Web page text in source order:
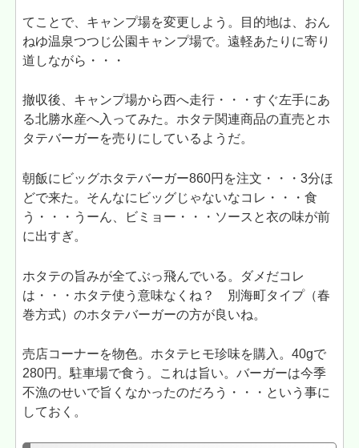
てことで、キャンプ場を変更しよう。目的地は、おん
ねゆ温泉つつじ公園キャンプ場で。遠軽あたりに寄り
道しながら・・・
撤収後、キャンプ場から西へ走行・・・すぐ左手にあ
る北勝水産へ入ってみた。ホタテ関連商品の直売とホ
タテバーガーを売りにしているようだ。
朝飯にビッグホタテバーガー860円を注文・・・3分ほ
どで来た。そんなにビッグじゃないなコレ・・・食
う・・・うーん、ビミョー・・・ソースと衣の味が前
に出すぎ。
ホタテの旨みが全てぶっ飛んでいる。ダメだコレ
は・・・ホタテ使う意味なくね？ 別海町タイプ（春
巻方式）のホタテバーガーの方が良いね。
売店コーナーを物色。ホタテヒモ珍味を購入。40gで
280円。駐車場で食う。これは旨い。バーガーは今季
不漁のせいで旨くなかったのだろう・・・という事に
しておく。